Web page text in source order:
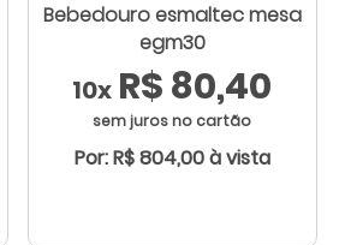
Bebedouro esmaltec mesa
egm30
10x R$ 80,40
sem juros no cartão
Por: R$ 804,00 à vista